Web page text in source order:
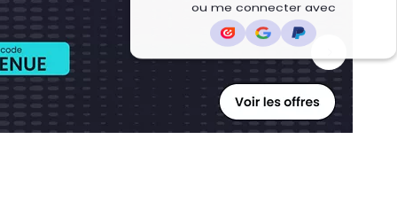
Nouveau clientCréer mon compte
ou me connecter avec